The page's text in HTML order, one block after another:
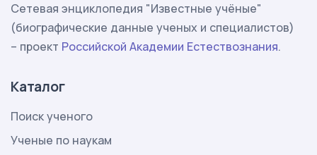
Сетевая энциклопедия "Известные учёные"
(биографические данные ученых и специалистов)
– проект Российской Академии Естествознания.
Каталог
Поиск ученого
Ученые по наукам